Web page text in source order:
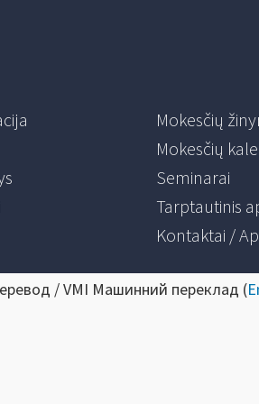
Mokesčių
Mokesčių
Seminarai
Tarptautinis
Kontaktai /
/ VMI Машинний переклад (